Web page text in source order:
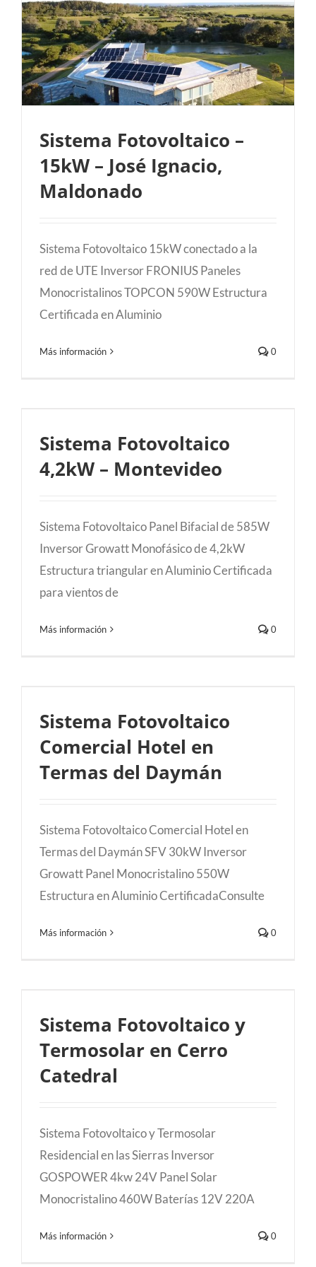
Sistema Fotovoltaico – 15kW – José
Sistema Fotovoltaico –
15kW – José Ignacio,
Maldonado
Sistema Fotovoltaico 15kW conectado a la
red de UTE Inversor FRONIUS Paneles
Monocristalinos TOPCON 590W Estructura
Certificada en Aluminio
Más información 0
Montevideo
Sistema Fotovoltaico
4,2kW – Montevideo
Sistema Fotovoltaico Panel Bifacial de 585W
Inversor Growatt Monofásico de 4,2kW
Estructura triangular en Aluminio Certificada
para vientos de
Más información 0
Termas del Daymán
Sistema Fotovoltaico
Comercial Hotel en
Termas del Daymán
Sistema Fotovoltaico Comercial Hotel en
Termas del Daymán SFV 30kW Inversor
Growatt Panel Monocristalino 550W
Estructura en Aluminio CertificadaConsulte
Más información 0
Cerro Catedral
Sistema Fotovoltaico y
Termosolar en Cerro
Catedral
Sistema Fotovoltaico y Termosolar
Residencial en las Sierras Inversor
GOSPOWER 4kw 24V Panel Solar
Monocristalino 460W Baterías 12V 220A
Más información 0